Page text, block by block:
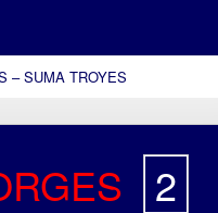
– SUMA TROYES
2